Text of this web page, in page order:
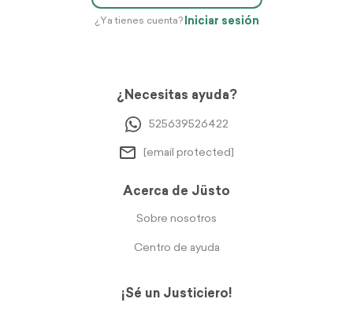
¿Ya tienes cuenta? Iniciar sesión
¿Necesitas ayuda?
525639526422
[email protected]
Acerca de Jüsto
Sobre nosotros
Centro de ayuda
¡Sé un Justiciero!